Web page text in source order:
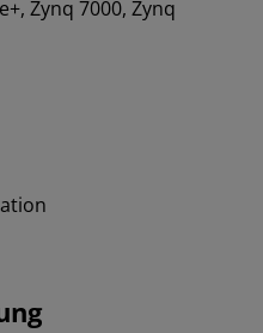
Zynq 7000, Zynq